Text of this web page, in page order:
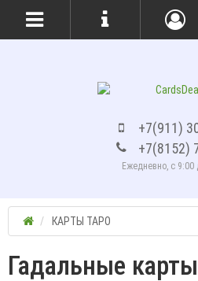
+7(911)
+7(8152)
Ежедневно, с 9:00
КАРТЫ ТАРО
Гадальные